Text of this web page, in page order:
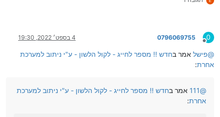
0
מנותק
0796069755 4 בספט׳ 2022, 19:30
@פישל אמר בחדש !! מספר לחייג - לקול הלשון - ע"י ניתוב למערכת
אחרת:
@
111 אמר בחדש !! מספר לחייג - לקול הלשון - ע"י ניתוב למערכת
אחרת: